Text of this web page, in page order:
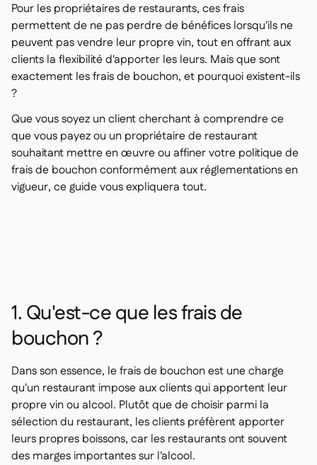
Pour les propriétaires de restaurants, ces frais
permettent de ne pas perdre de bénéfices lorsqu'ils ne
peuvent pas vendre leur propre vin, tout en offrant aux
clients la flexibilité d'apporter les leurs. Mais que sont
exactement les frais de bouchon, et pourquoi existent-ils
?
Que vous soyez un client cherchant à comprendre ce
que vous payez ou un propriétaire de restaurant
souhaitant mettre en œuvre ou affiner votre politique de
frais de bouchon conformément aux réglementations en
vigueur, ce guide vous expliquera tout.
1. Qu'est-ce que les frais de
bouchon ?
Dans son essence, le frais de bouchon est une charge
qu'un restaurant impose aux clients qui apportent leur
propre vin ou alcool. Plutôt que de choisir parmi la
sélection du restaurant, les clients préfèrent apporter
leurs propres boissons, car les restaurants ont souvent
des marges importantes sur l'alcool.